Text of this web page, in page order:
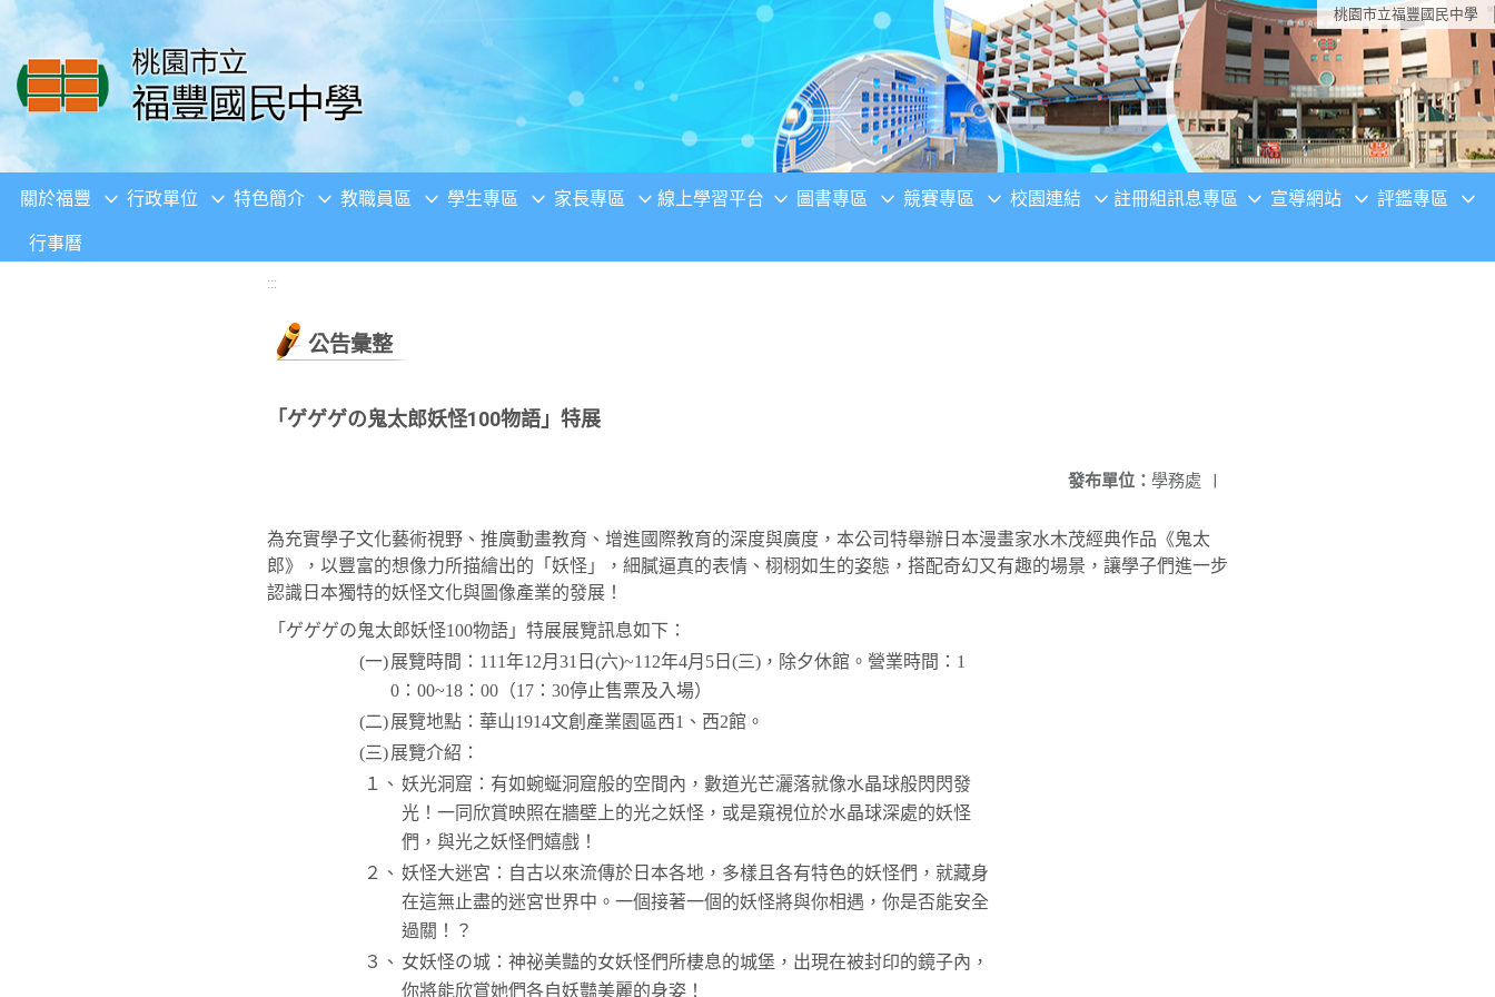
移至網頁之主要內容區位置 桃園市立福豐國民中學
關於福豐 行政單位 特色簡介 教職員區 學生專區 家長專區 線上學習平台 圖書專區 競賽專區 校園連結 註冊組訊息專區 宣導網站 評鑑專區
行事曆
:::
公告彙整
「ゲゲゲの鬼太郎妖怪100物語」特展
發布單位： 學務處 |
為充實學子文化藝術視野、推廣動畫教育、增進國際教育的深度與廣度，本公司特舉辦日本漫畫家水木茂經典作品《鬼太
郎》，以豐富的想像力所描繪出的「妖怪」，細膩逼真的表情、栩栩如生的姿態，搭配奇幻又有趣的場景，讓學子們進一步
認識日本獨特的妖怪文化與圖像產業的發展！
「ゲゲゲの鬼太郎妖怪100物語」特展展覽訊息如下：
(一)展覽時間：111年12月31日(六)~112年4月5日(三)，除夕休館。營業時間：1
0：00~18：00（17：30停止售票及入場）
(二)展覽地點：華山1914文創產業園區西1、西2館。
(三)展覽介紹：
１、 妖光洞窟：有如蜿蜒洞窟般的空間內，數道光芒灑落就像水晶球般閃閃發
光！一同欣賞映照在牆壁上的光之妖怪，或是窺視位於水晶球深處的妖怪
們，與光之妖怪們嬉戲！
２、 妖怪大迷宮：自古以來流傳於日本各地，多樣且各有特色的妖怪們，就藏身
在這無止盡的迷宮世界中。一個接著一個的妖怪將與你相遇，你是否能安全
過關！？
３、 女妖怪の城：神祕美豔的女妖怪們所棲息的城堡，出現在被封印的鏡子內，
你將能欣賞她們各自妖豔美麗的身姿！